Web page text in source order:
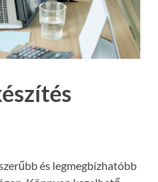
és legmegbízhatóbb